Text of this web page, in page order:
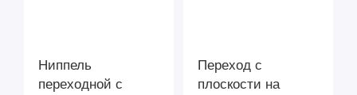
Ниппель
переходной с
Переход с
плоскости на